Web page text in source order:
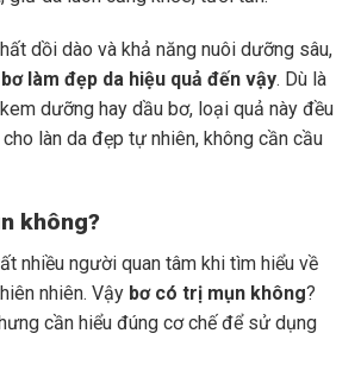
dồi dào và khả năng nuôi dưỡng sâu,
bơ làm đẹp da hiệu quả đến vậy. Dù là
dưỡng hay dầu bơ, loại quả này đều
cho làn da đẹp tự nhiên, không cần cầu
không?
nhiều người quan tâm khi tìm hiểu về
nhiên. Vậy bơ có trị mụn không?
cần hiểu đúng cơ chế để sử dụng